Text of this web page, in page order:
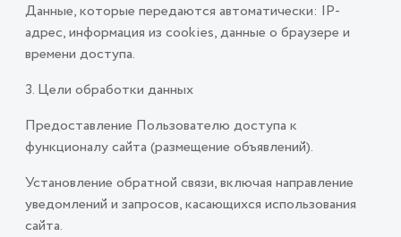
Данные, которые передаются автоматически: IP-
адрес, информация из cookies, данные о браузере и
времени доступа.
3. Цели обработки данных
Предоставление Пользователю доступа к
функционалу сайта (размещение объявлений).
Установление обратной связи, включая направление
уведомлений и запросов, касающихся использования
сайта.